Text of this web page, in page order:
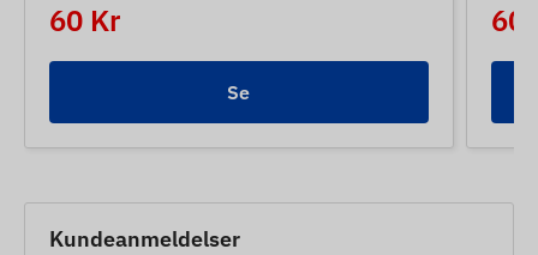
60 Kr
Se
60
Kundeanmeldelser